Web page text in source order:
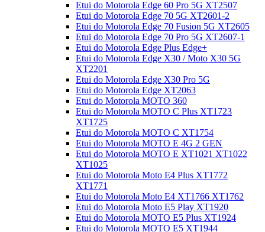
Etui do Motorola Edge 60 Pro 5G XT2507
Etui do Motorola Edge 70 5G XT2601-2
Etui do Motorola Edge 70 Fusion 5G XT2605
Etui do Motorola Edge 70 Pro 5G XT2607-1
Etui do Motorola Edge Plus Edge+
Etui do Motorola Edge X30 / Moto X30 5G
XT2201
Etui do Motorola Edge X30 Pro 5G
Etui do Motorola Edge XT2063
Etui do Motorola MOTO 360
Etui do Motorola MOTO C Plus XT1723
XT1725
Etui do Motorola MOTO C XT1754
Etui do Motorola MOTO E 4G 2 GEN
Etui do Motorola MOTO E XT1021 XT1022
XT1025
Etui do Motorola Moto E4 Plus XT1772
XT1771
Etui do Motorola Moto E4 XT1766 XT1762
Etui do Motorola Moto E5 Play XT1920
Etui do Motorola MOTO E5 Plus XT1924
Etui do Motorola MOTO E5 XT1944